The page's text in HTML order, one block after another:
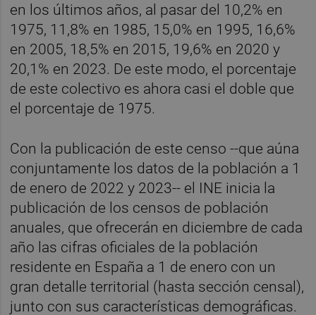
en los últimos años, al pasar del 10,2% en
1975, 11,8% en 1985, 15,0% en 1995, 16,6%
en 2005, 18,5% en 2015, 19,6% en 2020 y
20,1% en 2023. De este modo, el porcentaje
de este colectivo es ahora casi el doble que
el porcentaje de 1975.
Con la publicación de este censo --que aúna
conjuntamente los datos de la población a 1
de enero de 2022 y 2023-- el INE inicia la
publicación de los censos de población
anuales, que ofrecerán en diciembre de cada
año las cifras oficiales de la población
residente en España a 1 de enero con un
gran detalle territorial (hasta sección censal),
junto con sus características demográficas.